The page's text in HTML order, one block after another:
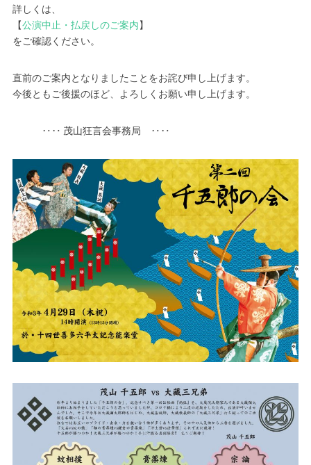
詳しくは、
【公演中止・払戻しのご案内】
をご確認ください。
直前のご案内となりましたことをお詫び申し上げます。
今後ともご後援のほど、よろしくお願い申し上げます。
‥‥ 茂山狂言会事務局 ‥‥